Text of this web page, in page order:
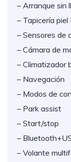
– Arranque sin
– Tapicería
– Sensores de
– Cámara de
– Climatizador
– Navegación
– Modos de
– Park assist
– Start/stop
–
– Volante